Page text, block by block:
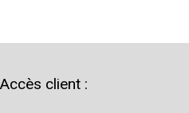
Accès client :